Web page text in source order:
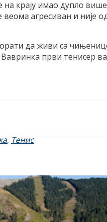
на крају имао дупло
агресиван и није
да живи са
Вавринка први тенисер
, Тенис